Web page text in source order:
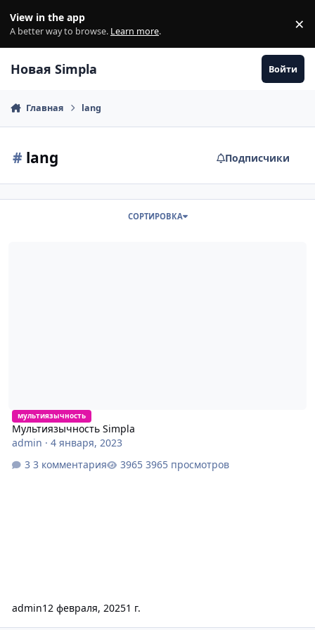
View in the app
A better way to browse. Learn more. ×
Новая Simpla Войти
Главная lang
# lang Подписчики
СОРТИРОВКА
мультиязычность
Мультиязычность Simpla
admin · 4 января, 2023
3 комментария
3965 просмотров
admin12 февраля, 20251 г.